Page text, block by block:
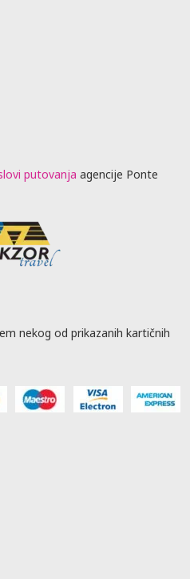
putovanja agencije Ponte
nekog od prikazanih kartičnih